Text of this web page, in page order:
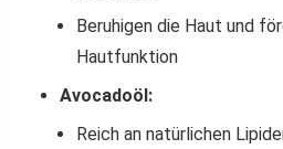
Beruhigen die Haut und
Hautfunktion
Avocadoöl:
Reich an natürlichen